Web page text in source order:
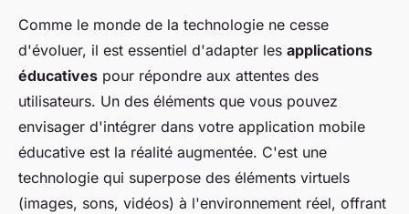
Comme le monde de la technologie ne cesse
d'évoluer, il est essentiel d'adapter les applications
éducatives pour répondre aux attentes des
utilisateurs. Un des éléments que vous pouvez
envisager d'intégrer dans votre application mobile
éducative est la réalité augmentée. C'est une
technologie qui superpose des éléments virtuels
(images, sons, vidéos) à l'environnement réel, offrant